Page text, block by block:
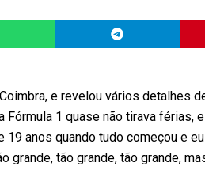
e revelou vários detalhes
Fórmula 1 quase não tirava férias,
19 anos quando tudo começou e
grande, tão grande, tão grande,